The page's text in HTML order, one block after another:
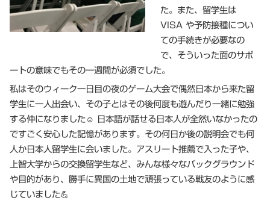
た。また、留学生は
VISA や予防接種につい
ての手続きが必要なの
で、そういった面のサポ
ートの意味でもその一週間が必須でした。
私はそのウィーク一日目の夜のゲーム大会で偶然日本から来た留
学生に一人出会い、その子とはその後何度も遊んだり一緒に勉強
する仲になりました☺ 日本語が話せる日本人が全然いなかったの
ですごく安心した記憶があります。その何日か後の説明会でも何
人か日本人留学生に会いました。アスリート推薦で入った子や、
上智大学からの交換留学生など、みんな様々なバックグラウンド
や目的があり、勝手に異国の土地で頑張っている戦友のように感
じていました💪